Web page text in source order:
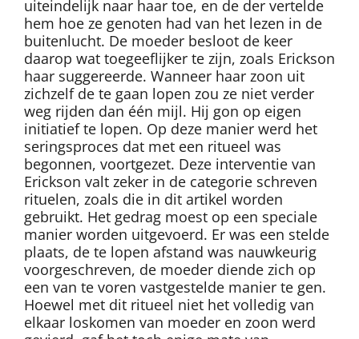
uiteindelijk naar haar toe, en de der vertelde
hem hoe ze genoten had van het lezen in de
buitenlucht. De moeder besloot de keer
daarop wat toegeeflijker te zijn, zoals Erickson
haar suggereerde. Wanneer haar zoon uit
zichzelf de te gaan lopen zou ze niet verder
weg rijden dan één mijl. Hij gon op eigen
initiatief te lopen. Op deze manier werd het
seringsproces dat met een ritueel was
begonnen, voortgezet. Deze interventie van
Erickson valt zeker in de categorie schreven
rituelen, zoals die in dit artikel worden
gebruikt. Het gedrag moest op een speciale
manier worden uitgevoerd. Er was een stelde
plaats, de te lopen afstand was nauwkeurig
voorgeschreven, de moeder diende zich op
een van te voren vastgestelde manier te gen.
Hoewel met dit ritueel niet het volledig van
elkaar loskomen van moeder en zoon werd